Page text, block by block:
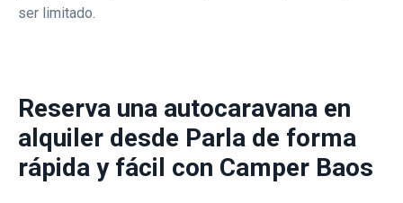
ser limitado.
Reserva una autocaravana en
alquiler desde Parla de forma
rápida y fácil con Camper Baos